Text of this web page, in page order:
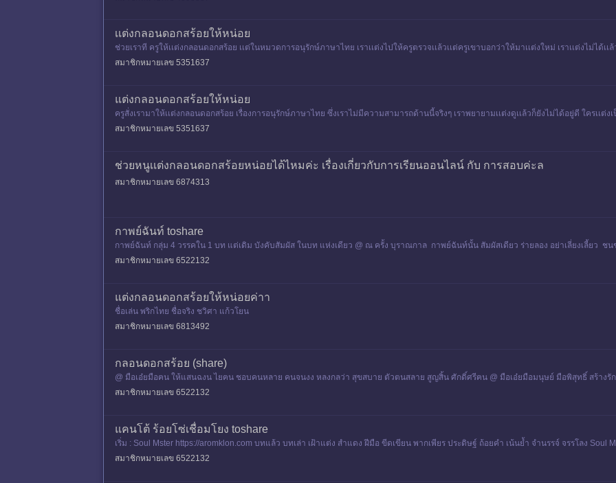
เเต่งกลอนดอกสร้อยให้หน่อย
ช่วยเราที ครูให้เเต่งกลอนดอกสร้อย เเต่ในหมวดการอนุรักษ์ภาษาไทย เราเเต่งไปให้ครูตรวจเเล้วเเต่ครูเขาบอกว่าให้มาเเต่งใหม่ เราเเต่งไม่ได้เเล้
สมาชิกหมายเลข 5351637
แต่งกลอนดอกสร้อยให้หน่อย
ครูสั่งเรามาให้เเต่งกลอนดอกสร้อย เรื่องการอนุรักษ์ภาษาไทย ซึ่งเราไม่มีความสามารถด้านนี้จริงๆ เราพยายามเเต่งดูเเล้วก็ยังไม่ได้อยู่ดี ใครเเต่ง
สมาชิกหมายเลข 5351637
ช่วยหนูเเต่งกลอนดอกสร้อยหน่อยได้ไหมค่ะ เรื่องเกี่ยวกับการเรียนออนไลน์ กับ การสอบค่ะล
สมาชิกหมายเลข 6874313
กาพย์ฉันท์ toshare
กาพย์ฉันท์ กลุ่ม 4 วรรคใน 1 บท แต่เดิม บังคับสัมผัส ในบท แห่งเดียว @ ณ ครั้ง บุราณกาล กาพย์ฉันท์นั้น สัมผัสเดียว ร่ายลอง อย่าเลี่ยงเลี้ยว ช
สมาชิกหมายเลข 6522132
แต่งกลอนดอกสร้อยให้หน่อยค่าา
ชื่อเล่น พริกไทย ชื่อจริง ชวิศา แก้วโยน
สมาชิกหมายเลข 6813492
กลอนดอกสร้อย (share)
@ มือเอ๋ยมือฅน ให้แสนฉงน ไยฅน ชอบคนหลาย คนจนงง หลงกลว่า สุขสบาย ตัวตนสลาย สูญสิ้น ศักดิ์ศรีฅน @ มือเอ๋ยมือมนุษย์ มือพิสุทธิ์ สร้าง
สมาชิกหมายเลข 6522132
แคนโต้ ร้อยโซ่เชื่อมโยง toshare
เริ่ม : Soul Mster https://aromklon.com บทแล้ว บทเล่า เฝ้าแต่ง สำแดง ฝีมือ ขีดเขียน พากเพียร ประดิษฐ์ ถ้อยคำ เน้นย้ำ จำนรรจ์ จรรโลง Soul
สมาชิกหมายเลข 6522132